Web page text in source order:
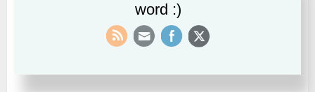
word :)